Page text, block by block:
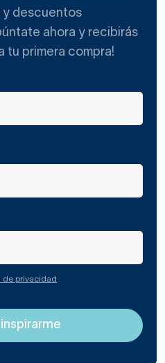
y descuentos
ahora y recibirás
tu primera compra!
de privacidad